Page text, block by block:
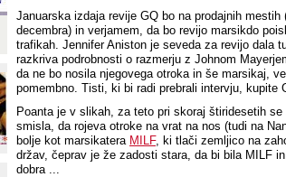
Januarska izdaja revije GQ bo na prodajnih mestih
decembra) in verjamem, da bo revijo marsikdo
trafikah. Jennifer Aniston je seveda za revijo dala
razkriva podrobnosti o razmerju z Johnom
da ne bo nosila njegovega otroka in še marsikaj,
pomembno. Tisti, ki bi radi prebrali intervju, kupite
Poanta je v slikah, za teto pri skoraj štiridesetih
smisla, da rojeva otroke na vrat na nos (tudi na
bolje kot marsikatera MILF, ki tlači zemljico na
držav, čeprav je že zadosti stara, da bi bila MILF
dobra ...